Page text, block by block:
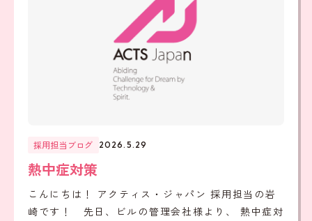
採用担当ブログ 2026.5.29
熱中症対策
こんにちは！ アクティス・ジャパン 採用担当の岩
崎です！ 先日、ビルの管理会社様より、 熱中症対